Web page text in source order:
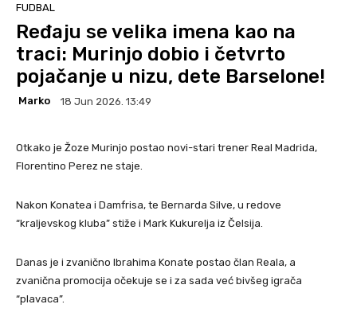
FUDBAL
Ređaju se velika imena kao na
traci: Murinjo dobio i četvrto
pojačanje u nizu, dete Barselone!
Marko 18 Jun 2026. 13:49
Otkako je Žoze Murinjo postao novi-stari trener Real Madrida,
Florentino Perez ne staje.
Nakon Konatea i Damfrisa, te Bernarda Silve, u redove
“kraljevskog kluba” stiže i Mark Kukurelja iz Čelsija.
Danas je i zvanično Ibrahima Konate postao član Reala, a
zvanična promocija očekuje se i za sada već bivšeg igrača
“plavaca”.